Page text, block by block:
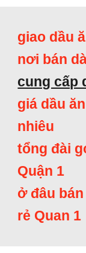
giao dầu
nơi bán
cung cấp
giá dầu
nhiêu
tổng đài
Quận 1
ở đâu
rẻ Quan 1